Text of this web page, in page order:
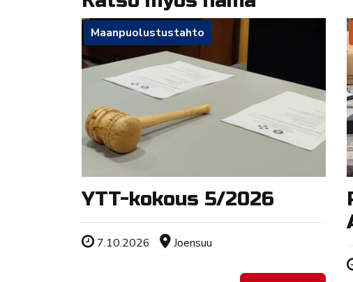
Maanpuolustustahto
YTT-kokous 5/2026
Tapahtuman ajankohta
7.10.2026 Sijainti
Joensuu